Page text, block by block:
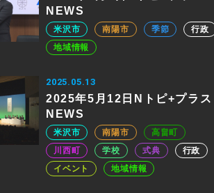
NEWS
米沢市 南陽市 季節
行政
地域情報
2025.05.13
2025年5月12日Nトピ+プラス
NEWS
米沢市 南陽市
高畠町
川西町
学校 式典
行政
イベント
地域情報